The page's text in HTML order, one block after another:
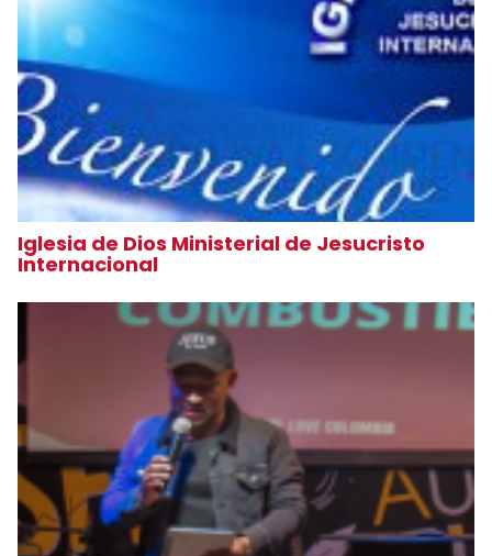
Iglesia de Dios Ministerial de Jesucristo
Internacional